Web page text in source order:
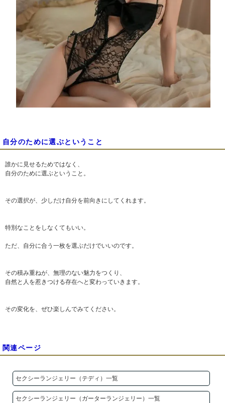
自分のために選ぶということ
誰かに見せるためではなく、
自分のために選ぶということ。
その選択が、少しだけ自分を前向きにしてくれます。
特別なことをしなくてもいい。
ただ、自分に合う一枚を選ぶだけでいいのです。
その積み重ねが、無理のない魅力をつくり、
自然と人を惹きつける存在へと変わっていきます。
その変化を、ぜひ楽しんでみてください。
関連ページ
セクシーランジェリー（テディ）一覧
セクシーランジェリー（ガーターランジェリー）一覧